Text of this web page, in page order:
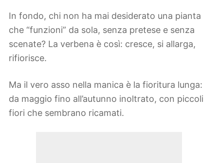
In fondo, chi non ha mai desiderato una pianta
che “funzioni” da sola, senza pretese e senza
scenate? La verbena è così: cresce, si allarga,
rifiorisce.
Ma il vero asso nella manica è la fioritura lunga:
da maggio fino all’autunno inoltrato, con piccoli
fiori che sembrano ricamati.